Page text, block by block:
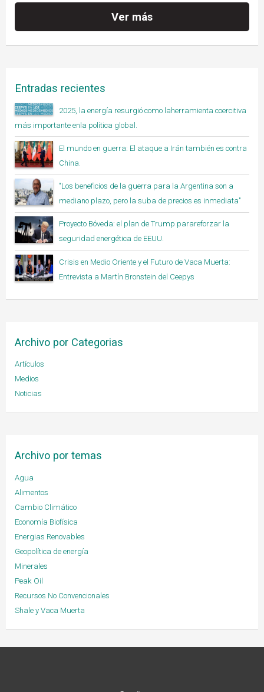
Ver más
Entradas recientes
2025, la energía resurgió como laherramienta coercitiva
más importante enla política global.
El mundo en guerra: El ataque a Irán también es contra
China.
"Los beneficios de la guerra para la Argentina son a
mediano plazo, pero la suba de precios es inmediata"
Proyecto Bóveda: el plan de Trump parareforzar la
seguridad energética de EEUU.
Crisis en Medio Oriente y el Futuro de Vaca Muerta:
Entrevista a Martín Bronstein del Ceepys
Archivo por Categorias
Artículos
Medios
Noticias
Archivo por temas
Agua
Alimentos
Cambio Climático
Economía Biofísica
Energias Renovables
Geopolítica de energía
Minerales
Peak Oil
Recursos No Convencionales
Shale y Vaca Muerta